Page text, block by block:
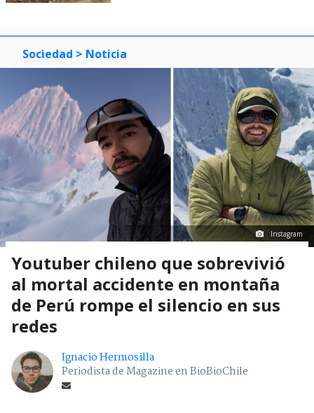
Sociedad > Noticia
Instagram
Youtuber chileno que sobrevivió
al mortal accidente en montaña
de Perú rompe el silencio en sus
redes
Ignacio Hermosilla
Periodista de Magazine en BioBioChile